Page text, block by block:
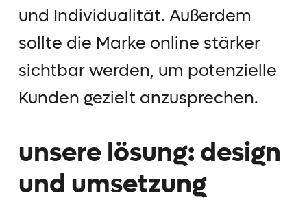
und Individualität. Außerdem
sollte die Marke online stärker
sichtbar werden, um potenzielle
Kunden gezielt anzusprechen.
unsere lösung: design
und umsetzung